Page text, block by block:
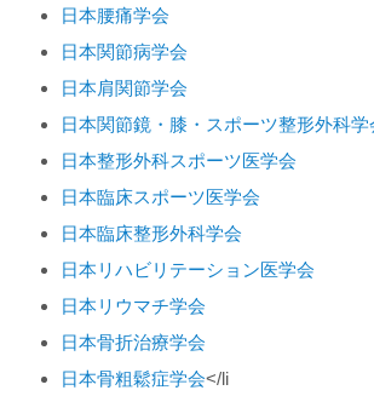
日本腰痛学会
日本関節病学会
日本肩関節学会
日本関節鏡・膝・スポーツ整形外科学
日本整形外科スポーツ医学会
日本臨床スポーツ医学会
日本臨床整形外科学会
日本リハビリテーション医学会
日本リウマチ学会
日本骨折治療学会
日本骨粗鬆症学会</li